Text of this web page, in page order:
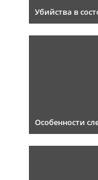
Убийства в
Особенности